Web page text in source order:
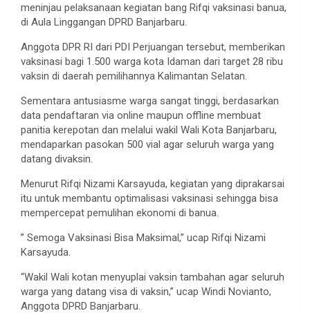
meninjau pelaksanaan kegiatan bang Rifqi vaksinasi banua,
di Aula Linggangan DPRD Banjarbaru.
Anggota DPR RI dari PDI Perjuangan tersebut, memberikan
vaksinasi bagi 1.500 warga kota Idaman dari target 28 ribu
vaksin di daerah pemilihannya Kalimantan Selatan.
Sementara antusiasme warga sangat tinggi, berdasarkan
data pendaftaran via online maupun offline membuat
panitia kerepotan dan melalui wakil Wali Kota Banjarbaru,
mendaparkan pasokan 500 vial agar seluruh warga yang
datang divaksin.
Menurut Rifqi Nizami Karsayuda, kegiatan yang diprakarsai
itu untuk membantu optimalisasi vaksinasi sehingga bisa
mempercepat pemulihan ekonomi di banua.
” Semoga Vaksinasi Bisa Maksimal,” ucap Rifqi Nizami
Karsayuda.
“Wakil Wali kotan menyuplai vaksin tambahan agar seluruh
warga yang datang visa di vaksin,” ucap Windi Novianto,
Anggota DPRD Banjarbaru.